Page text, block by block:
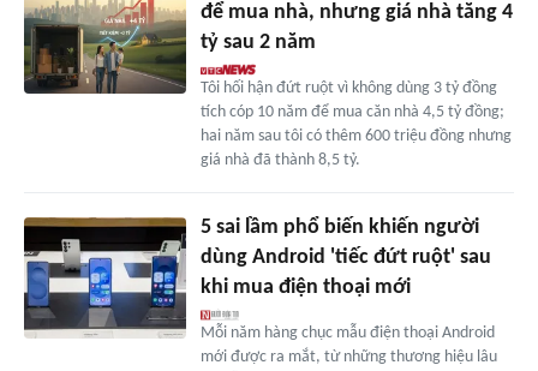
để mua nhà, nhưng giá nhà tăng 4
tỷ sau 2 năm
Tôi hối hận đứt ruột vì không dùng 3 tỷ đồng
tích cóp 10 năm để mua căn nhà 4,5 tỷ đồng;
hai năm sau tôi có thêm 600 triệu đồng nhưng
giá nhà đã thành 8,5 tỷ.
5 sai lầm phổ biến khiến người
dùng Android 'tiếc đứt ruột' sau
khi mua điện thoại mới
Mỗi năm hàng chục mẫu điện thoại Android
mới được ra mắt, từ những thương hiệu lâu